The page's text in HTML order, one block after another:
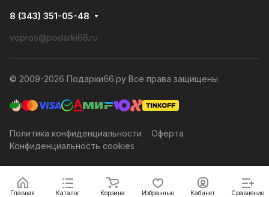
Главная Каталог Корзина Избранные Кабинет Сравнение
8 (343) 351-05-48
vopros@podarki66.ru
© 2009-2026 Подарки66.ру Все права защищены.
Политика конфиденциальности
Конфиденциальность cookies
Оферта